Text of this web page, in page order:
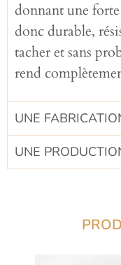
donnant une
donc durable,
tacher et sans
rend
UNE
UNE